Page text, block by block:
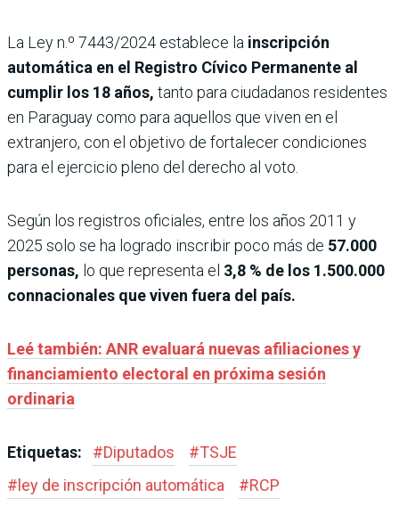
La Ley n.º 7443/2024 establece la inscripción
automática en el Registro Cívico Permanente al
cumplir los 18 años, tanto para ciudadanos residentes
en Paraguay como para aquellos que viven en el
extranjero, con el objetivo de fortalecer condiciones
para el ejercicio pleno del derecho al voto.
Según los registros oficiales, entre los años 2011 y
2025 solo se ha logrado inscribir poco más de 57.000
personas, lo que representa el 3,8 % de los 1.500.000
connacionales que viven fuera del país.
Leé también: ANR evaluará nuevas afiliaciones y
financiamiento electoral en próxima sesión
ordinaria
Etiquetas: #Diputados #TSJE
# ley de inscripción automática #RCP